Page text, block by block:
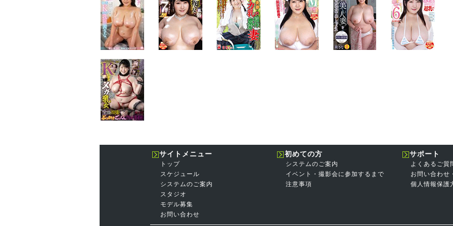
サイトメニュー
トップ
スケジュール
システムのご案内
スタジオ
モデル募集
お問い合わせ
初めての方
システムのご案内
イベント・撮影会に参加するまで
注意事項
サポート
よくあるご質
お問い合わせ
個人情報保護